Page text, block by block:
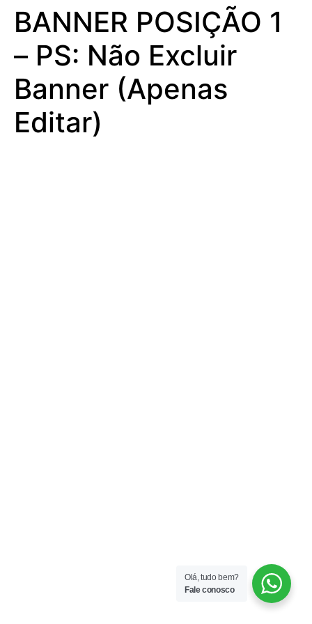
BANNER POSIÇÃO 1
– PS: Não Excluir
Banner (Apenas
Editar)
Olá, tudo bem?
Fale conosco